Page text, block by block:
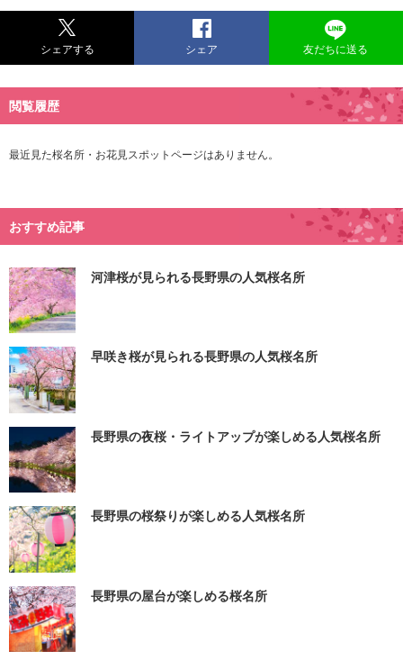
シェアする シェア 友だちに送る
閲覧履歴
最近見た桜名所・お花見スポットページはありません。
おすすめ記事
河津桜が見られる長野県の人気桜名所
早咲き桜が見られる長野県の人気桜名所
長野県の夜桜・ライトアップが楽しめる人気桜名所
長野県の桜祭りが楽しめる人気桜名所
長野県の屋台が楽しめる桜名所